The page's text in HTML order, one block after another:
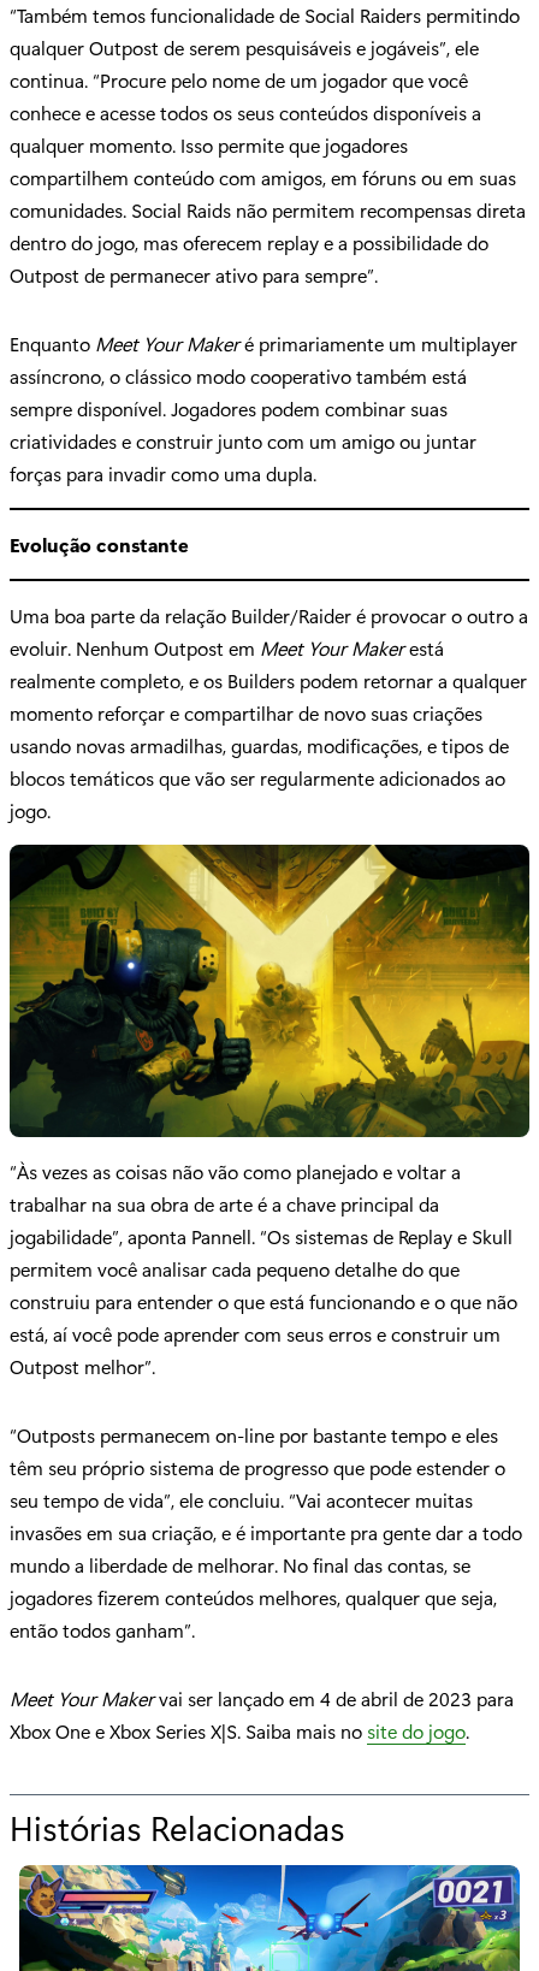
“Também temos funcionalidade de Social Raiders permitindo
qualquer Outpost de serem pesquisáveis e jogáveis”, ele
continua. “Procure pelo nome de um jogador que você
conhece e acesse todos os seus conteúdos disponíveis a
qualquer momento. Isso permite que jogadores
compartilhem conteúdo com amigos, em fóruns ou em suas
comunidades. Social Raids não permitem recompensas direta
dentro do jogo, mas oferecem replay e a possibilidade do
Outpost de permanecer ativo para sempre”.
Enquanto Meet Your Makeré primariamente um multiplayer
assíncrono, o clássico modo cooperativo também está
sempre disponível. Jogadores podem combinar suas
criatividades e construir junto com um amigo ou juntar
forças para invadir como uma dupla.
Evolução constante
Uma boa parte da relação Builder/Raider é provocar o outro a
evoluir. Nenhum Outpost em Meet Your Makerestá
realmente completo, e os Builders podem retornar a qualquer
momento reforçar e compartilhar de novo suas criações
usando novas armadilhas, guardas, modificações, e tipos de
blocos temáticos que vão ser regularmente adicionados ao
jogo.
“Às vezes as coisas não vão como planejado e voltar a
trabalhar na sua obra de arte é a chave principal da
jogabilidade”, aponta Pannell. “Os sistemas de Replay e Skull
permitem você analisar cada pequeno detalhe do que
construiu para entender o que está funcionando e o que não
está, aí você pode aprender com seus erros e construir um
Outpost melhor”.
“Outposts permanecem on-line por bastante tempo e eles
têm seu próprio sistema de progresso que pode estender o
seu tempo de vida”, ele concluiu. “Vai acontecer muitas
invasões em sua criação, e é importante pra gente dar a todo
mundo a liberdade de melhorar. No final das contas, se
jogadores fizerem conteúdos melhores, qualquer que seja,
então todos ganham”.
Meet Your Makervai ser lançado em 4 de abril de 2023 para
Xbox One e Xbox Series X|S. Saiba mais no site do jogo.
Histórias Relacionadas
a
r
a